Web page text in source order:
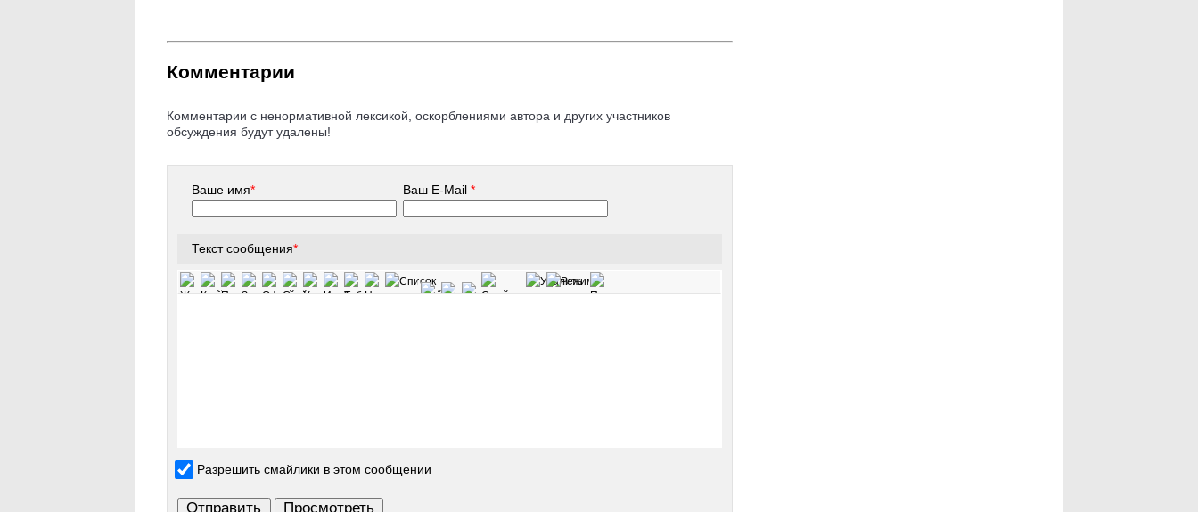
Комментарии
Комментарии с ненормативной лексикой, оскорблениями автора и других участников
обсуждения будут удалены!
Ваше имя* Ваш E-Mail*
Текст сообщения*
Разрешить смайлики в этом сообщении